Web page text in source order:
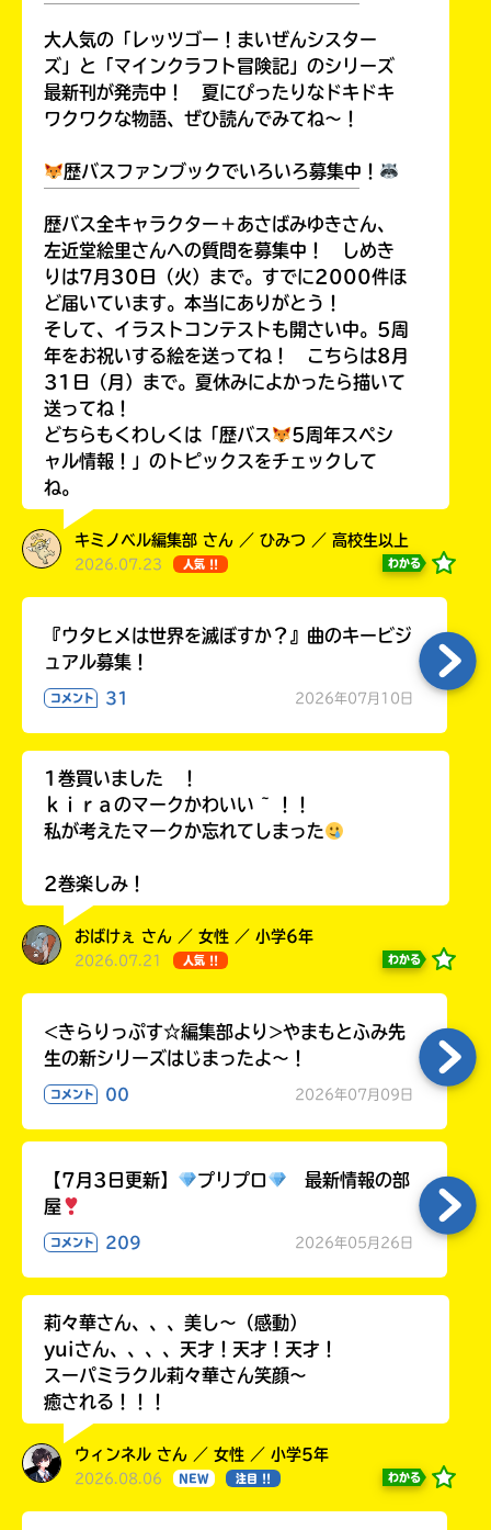
大人気の「レッツゴー！まいぜんシスター
ズ」と「マインクラフト冒険記」のシリーズ
最新刊が発売中！ 夏にぴったりなドキドキ
ワクワクな物語、ぜひ読んでみてね～！
歴バスファンブックでいろいろ募集中！
歴バス全キャラクター＋あさばみゆきさん、
左近堂絵里さんへの質問を募集中！ しめき
りは7月30日（火）まで。すでに2000件ほ
ど届いています。本当にありがとう！
そして、イラストコンテストも開さい中。5周
年をお祝いする絵を送ってね！ こちらは8月
31日（月）まで。夏休みによかったら描いて
送ってね！
どちらもくわしくは「歴バス
5周年スペシ
ャル情報！」のトピックスをチェックして
ね。
キミノベル編集部 さん ／ ひみつ ／ 高校生以上
2026.07.23 人気 !! わかる
『ウタヒメは世界を滅ぼすか？』曲のキービジ
ュアル募集！
コメント 31 2026年07月10日
1巻買いました ！
ｋｉｒａのマークかわいい ~ ！！
私が考えたマークか忘れてしまった
2巻楽しみ！
おばけぇ さん ／ 女性 ／ 小学6年
2026.07.21 人気 !! わかる
<きらりっぷす☆編集部より>やまもとふみ先
生の新シリーズはじまったよ～！
コメント 00 2026年07月09日
【7月3日更新】 プリプロ
最新情報の部
屋
コメント 209 2026年05月26日
莉々華さん、、、美し〜（感動）
yuiさん、、、、天才！天才！天才！
スーパミラクル莉々華さん笑顔〜
癒される！！！
ウィンネル さん ／ 女性 ／ 小学5年
2026.08.06 NEW 注目 !! わかる